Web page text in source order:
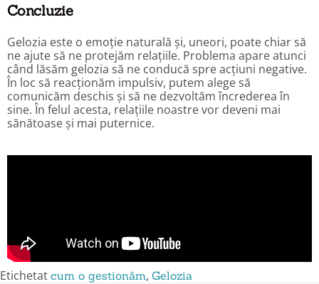
Concluzie
Gelozia este o emoție naturală și, uneori, poate chiar să
ne ajute să ne protejăm relațiile. Problema apare atunci
când lăsăm gelozia să ne conducă spre acțiuni negative.
În loc să reacționăm impulsiv, putem alege să
comunicăm deschis și să ne dezvoltăm încrederea în
sine. În felul acesta, relațiile noastre vor deveni mai
sănătoase și mai puternice.
Etichetat cum o gestionăm, Gelozia